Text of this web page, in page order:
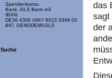
Spendenkonto:
Bank: GLS Bank eG
IBAN:
DE36 4306 0967 8023 3348 00
BIC: GENODEM1GLS
Suche
das
sagt
der